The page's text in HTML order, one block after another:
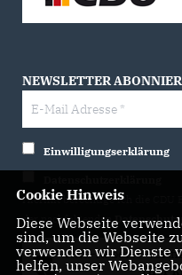
NEWSLETTER
Einwilligungserklärung
Hiermit berechtige ich die CDU
der nachfolgenden
Anti-Roboter-
Hier
Cookie Hinweis
Diese Webseite
sind, um die Webseite
verwenden wir Dienste
helfen, unser